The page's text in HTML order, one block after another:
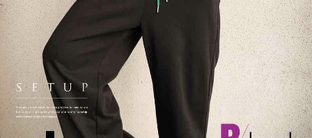
商品一覧
CONTENTS
PICKUP